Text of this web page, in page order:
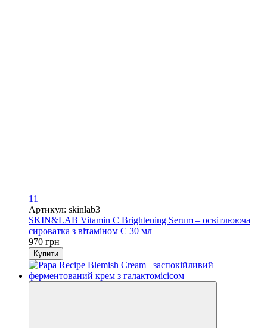
11
Артикул: skinlab3
SKIN&LAB Vitamin C Brightening Serum – освітлююча
сироватка з вітаміном С 30 мл
970 грн
Купити